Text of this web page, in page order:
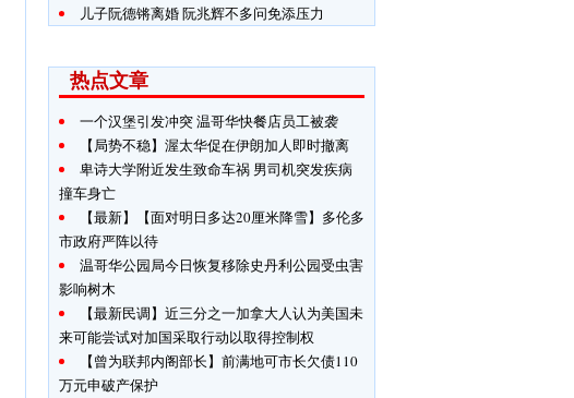
儿子阮德锵离婚 阮兆辉不多问免添压力
热点文章
一个汉堡引发冲突 温哥华快餐店员工被袭
【局势不稳】渥太华促在伊朗加人即时撤离
卑诗大学附近发生致命车祸 男司机突发疾病
撞车身亡
【最新】【面对明日多达20厘米降雪】多伦多
市政府严阵以待
温哥华公园局今日恢复移除史丹利公园受虫害
影响树木
【最新民调】近三分之一加拿大人认为美国未
来可能尝试对加国采取行动以取得控制权
【曾为联邦内阁部长】前满地可市长欠债110
万元申破产保护